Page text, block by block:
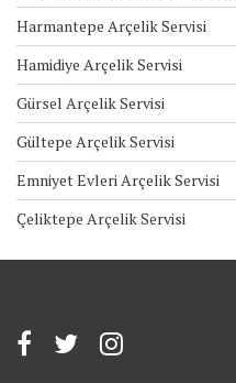
Harmantepe Arçelik Servisi
Hamidiye Arçelik Servisi
Gürsel Arçelik Servisi
Gültepe Arçelik Servisi
Emniyet Evleri Arçelik Servisi
Çeliktepe Arçelik Servisi